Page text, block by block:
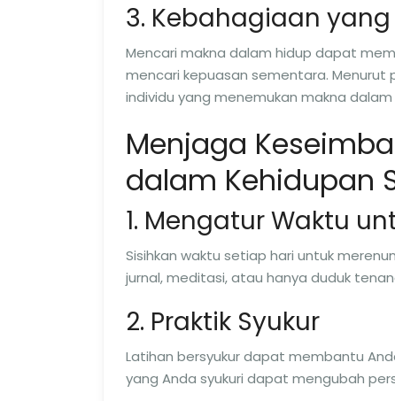
3. Kebahagiaan
Mencari makna dalam hidup dapat
mencari kepuasan sementara.
individu yang menemukan makna
Menjaga
dalam Kehidupan
1. Mengatur Waktu
Sisihkan waktu setiap hari untuk
jurnal, meditasi, atau hanya duduk
2. Praktik Syukur
Latihan bersyukur dapat membantu
yang Anda syukuri dapat mengubah